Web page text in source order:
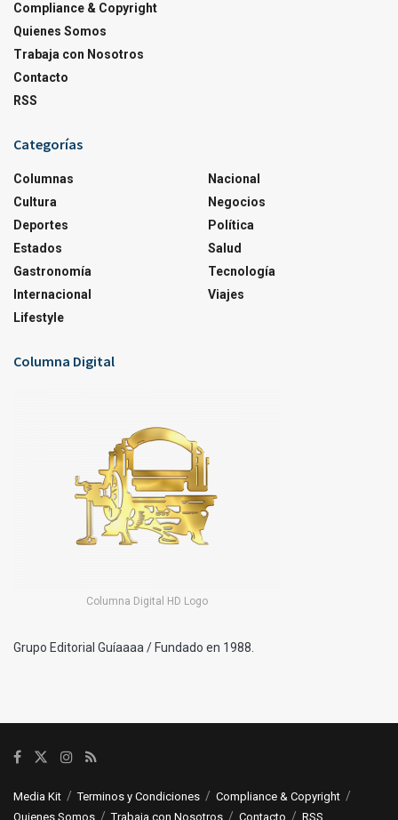
Compliance & Copyright
Quienes Somos
Trabaja con Nosotros
Contacto
RSS
Categorías
Columnas
Cultura
Deportes
Estados
Gastronomía
Internacional
Lifestyle
Nacional
Negocios
Política
Salud
Tecnología
Viajes
Columna Digital
Columna Digital HD Logo
Grupo Editorial Guíaaaa / Fundado en 1988.
Media Kit Terminos y Condiciones
Compliance & Copyright
Quienes Somos
Trabaja con Nosotros Contacto RSS